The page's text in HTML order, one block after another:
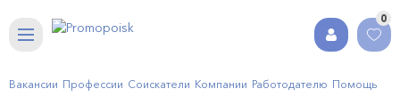
0
Вакансии Профессии Соискатели Компании Работодателю Помощь